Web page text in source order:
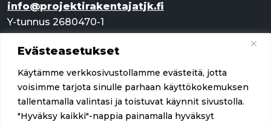
Evästeasetukset
Käytämme verkkosivustollamme evästeitä, jotta
voisimme tarjota sinulle parhaan käyttökokemuksen
tallentamalla valintasi ja toistuvat käynnit sivustolla.
"Hyväksy kaikki"-nappia painamalla hyväksyt
info@projektirakentajatjk.fi
Y-tunnus 2680470-1
Pikalinkit
Palvelut
Referenssit